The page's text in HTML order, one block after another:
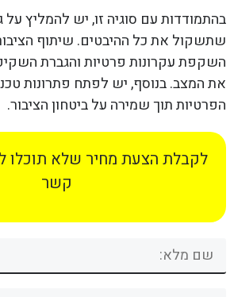
בהתמודדות עם סוגיה זו, יש להמליץ על
שתשקול את כל ההיבטים. שיתוף
השקפת עקרונות פרטיות והגברת
את המצב. בנוסף, יש לפתח פתרונות
הפרטיות תוך שמירה על ביטחון הציבור.
לקבלת הצעת מחיר שלא תוכלו
קשר